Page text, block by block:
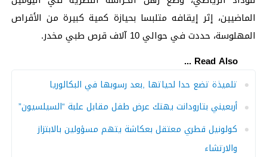
الماضيين، إثر إيقافه متلبسا بحيازة كمية كبيرة من الأقراص
المهلوسة، حددت في حوالي 10 آلاف قرص طبي مخدر.
Read Also ...
تلميذة تضع حدا لحياتها ,بعد رسوبها في البكالوريا
أربعيني بتارودانت يهتك عرض طفل مقابل علبة “السيلسيون”
كولونيل قطري معتقل بعكاشة يتهم مسؤولين بالابتزاز
والارتشاء